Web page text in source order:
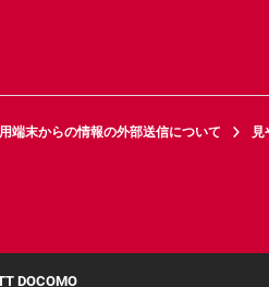
端末からの情報の外部送信について
見
DOCOMO